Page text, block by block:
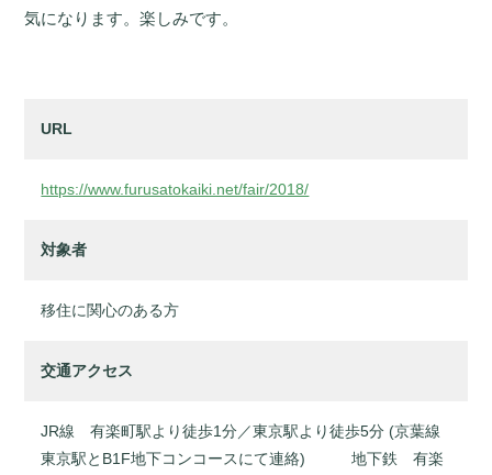
気になります。楽しみです。
URL
https://www.furusatokaiki.net/fair/2018/
対象者
移住に関心のある方
交通アクセス
JR線 有楽町駅より徒歩1分／東京駅より徒歩5分 (京葉線
東京駅とB1F地下コンコースにて連絡) 地下鉄 有楽